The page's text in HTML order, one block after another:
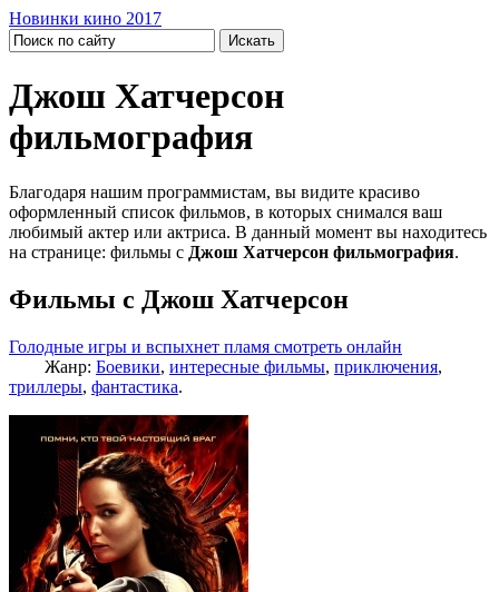
Новинки кино 2017
Джош Хатчерсон
фильмография
Благодаря нашим программистам, вы видите красиво
оформленный список фильмов, в которых снимался ваш
любимый актер или актриса. В данный момент вы находитесь
на странице: фильмы с Джош Хатчерсон фильмография.
Фильмы с Джош Хатчерсон
Голодные игры и вспыхнет пламя смотреть онлайн
Жанр: Боевики, интересные фильмы, приключения,
триллеры, фантастика.